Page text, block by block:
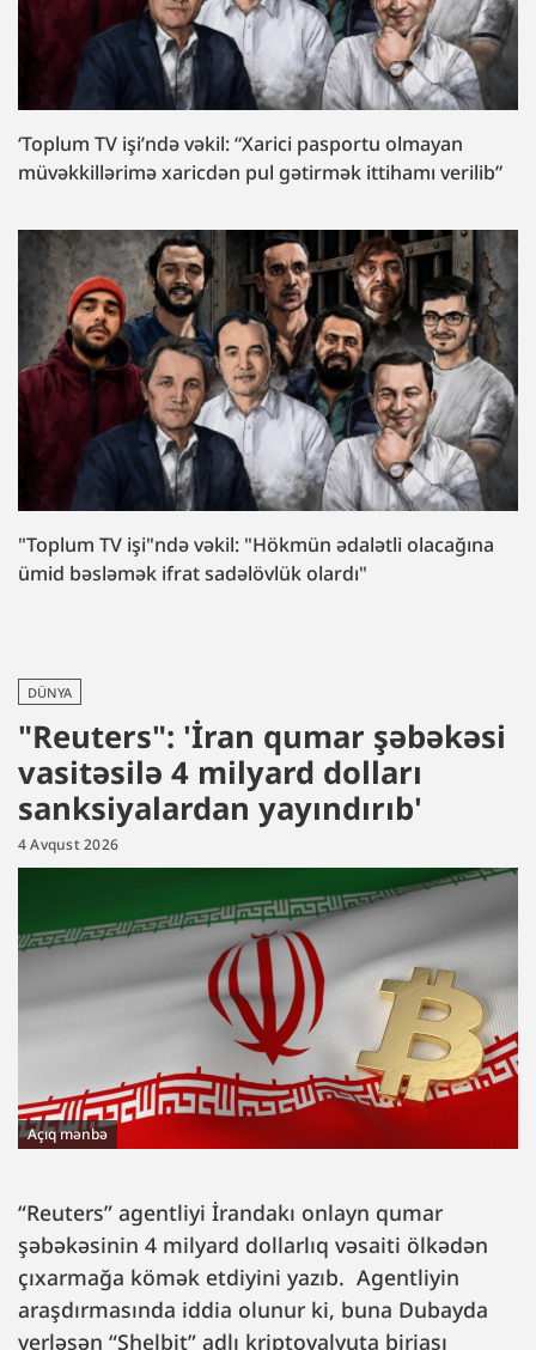
‘Toplum TV işi’ndə vəkil: “Xarici pasportu olmayan
müvəkkillərimə xaricdən pul gətirmək ittihamı verilib”
"Toplum TV işi"ndə vəkil: "Hökmün ədalətli olacağına
ümid bəsləmək ifrat sadəlövlük olardı"
DÜNYA
"Reuters": 'İran qumar şəbəkəsi
vasitəsilə 4 milyard dolları
sanksiyalardan yayındırıb'
4 Avqust 2026
Açıq mənbə
“Reuters” agentliyi İrandakı onlayn qumar
şəbəkəsinin 4 milyard dollarlıq vəsaiti ölkədən
çıxarmağa kömək etdiyini yazıb. Agentliyin
araşdırmasında iddia olunur ki, buna Dubayda
yerləşən “Shelbit” adlı kriptovalyuta birjası